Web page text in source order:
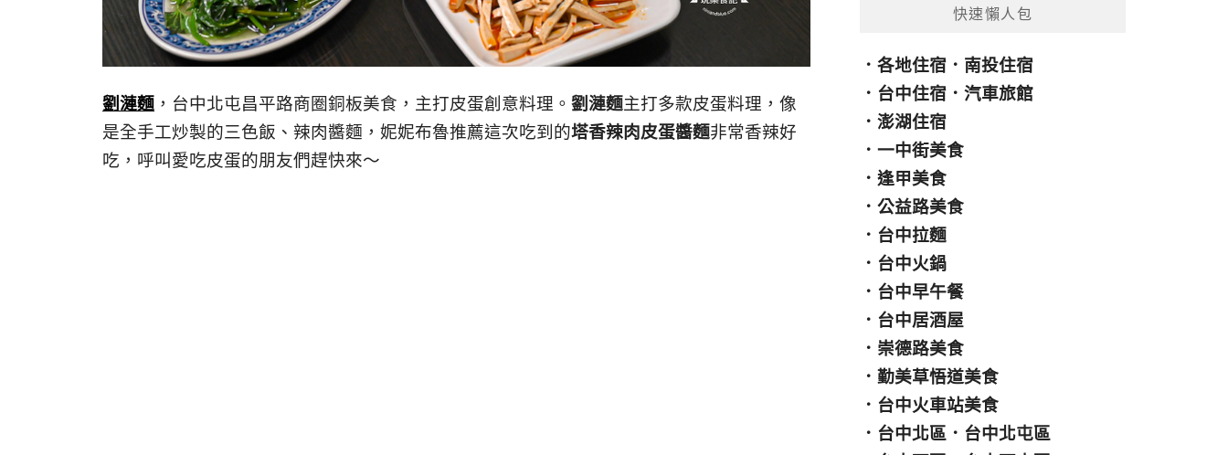
劉漣麵 ，台中北屯昌平路商圈銅板美食，主打皮蛋創意料理。 劉漣麵主打多款皮蛋料理，像
是全手工炒製的三色飯、辣肉醬麵，妮妮布魯推薦這次吃到的塔香辣肉皮蛋醬麵非常香辣好
吃，呼叫愛吃皮蛋的朋友們趕快來～
快速懶人包
．各地住宿 ． 南投住宿
． 台中住宿 ．汽車旅館
．澎湖住宿
．一中街美食
．逢甲美食
．公益路美食
． 台中拉麵
． 台中火鍋
． 台中早午餐
． 台中居酒屋
． 崇德路美食
．勤美草悟道美食
． 台中火車站美食
． 台中北區 ． 台中北屯區